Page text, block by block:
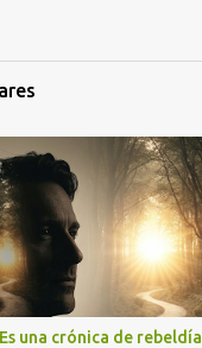
una crónica de rebeldía